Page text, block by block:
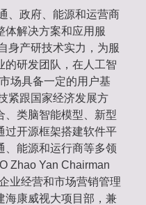
、政府、能源和运营商
体解决方案和应用服
身产研技术实力，为服
的研发团队，在人工智
场具备一定的用户基
紧跟国家经济发展方
、类脑智能模型、新型
过开源框架搭建软件平
、能源和运行商等多领
Zhao Yan Chairman
业经营和市场营销管理
海康威视大项目部，兼